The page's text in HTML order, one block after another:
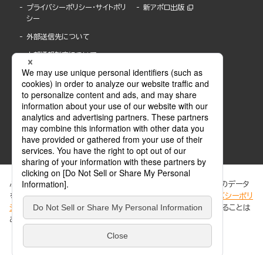
プライバシーポリシー・サイトポリ
シー
外部送信先について
内部通報制度について
新アポロ出版
ABJマークは、この電子書店・電子書籍配信サービスが、著作権者からコンテンツ使用許諾を
得た正規版配信サービスであることを示す登録商標(登録番号 第6091713号)です。
ABJマークの詳細、ABJマークを掲示しているサービスの一覧はこちら。
ぶんか社が運営するサイトでは、利便性向上のためにCookie等のデータ
を使用しています。 当社のCookieについての詳細は、「プライバシーポリ
シー
」をご覧ください。当サイトでは、訪問者の個人情報を追跡することは
ありません。